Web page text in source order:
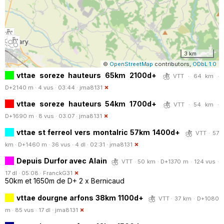
3 km
© OpenStreetMap contributors, ODbL 1.0
vttae soreze hauteurs 65km 2100d+
VTT · 64 km ·
D+2140 m · 4 vus · 03:44 · jma8131
vttae soreze hauteurs 54km 1700d+
VTT · 54 km ·
D+1690 m · 8 vus · 03:07 · jma8131
vttae st ferreol vers montalric 57km 1400d+
VTT · 57
km · D+1460 m · 36 vus · 4 dl · 02:31 · jma8131
Depuis Durfor avec Alain
VTT · 50 km · D+1370 m · 124 vus ·
17 dl · 05:08 · FranckG31
50km et 1650m de D+ 2 x Bernicaud
vttae dourgne arfons 38km 1100d+
VTT · 37 km · D+1080
m · 85 vus · 17 dl · jma8131